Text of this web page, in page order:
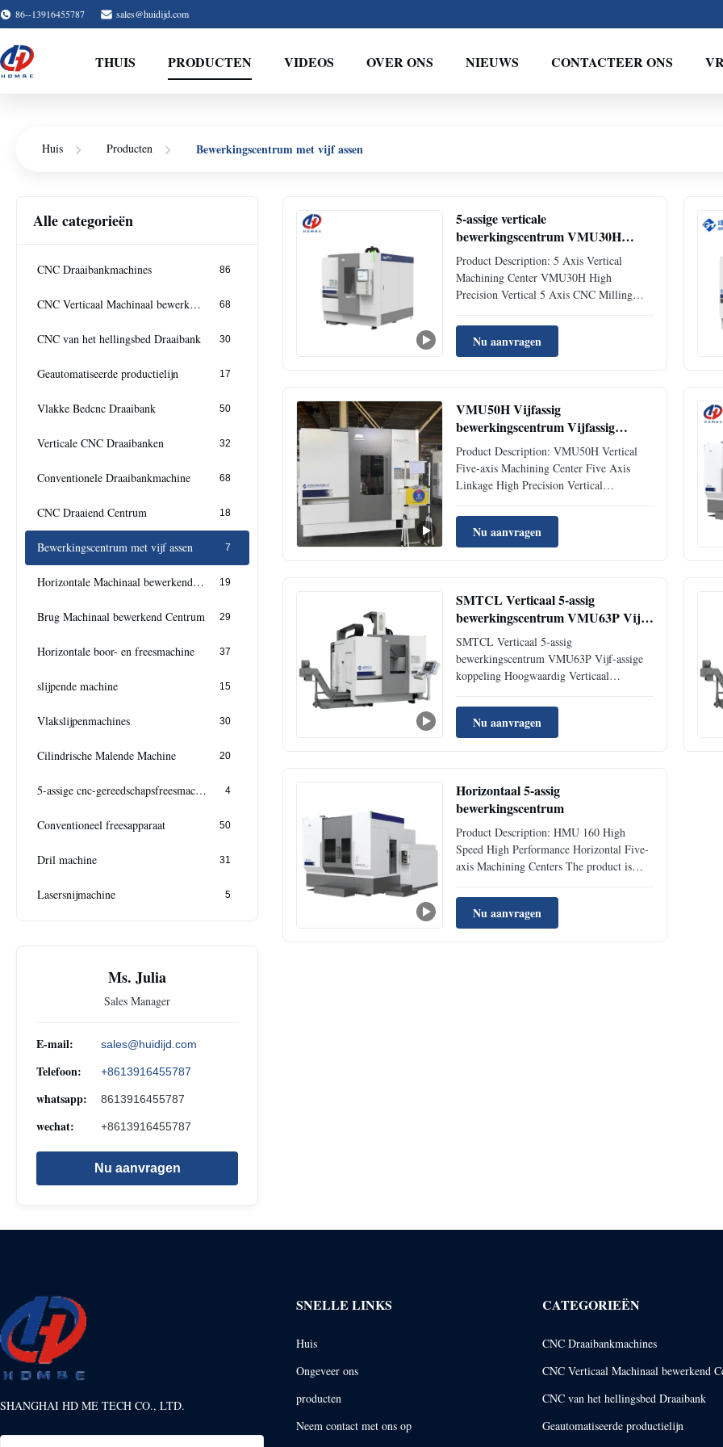
86--13916455787 sales@huidijd.com
THUIS PRODUCTEN VIDEOS OVER ONS NIEUWS CONTACTEER ONS
Huis Producten Bewerkingscentrum met vijf assen
Alle categorieën
CNC Draaibankmachines 86
CNC Verticaal Machinaal bewerkend Centrum 68
CNC van het hellingsbed Draaibank 30
Geautomatiseerde productielijn 17
Vlakke Bedcnc Draaibank 50
Verticale CNC Draaibanken 32
Conventionele Draaibankmachine 68
CNC Draaiend Centrum 18
Bewerkingscentrum met vijf assen 7
Horizontale Machinaal bewerkende Centra 19
Brug Machinaal bewerkend Centrum 29
Horizontale boor- en freesmachine 37
slijpende machine 15
Vlakslijpenmachines 30
Cilindrische Malende Machine 20
5-assige cnc-gereedschapsfreesmachine 4
Conventioneel freesapparaat 50
Dril machine 31
Lasersnijmachine 5
Ms. Julia
Sales Manager
E-mail: sales@huidijd.com
Telefoon: +8613916455787
whatsapp: 8613916455787
wechat: +8613916455787
Nu aanvragen
5-assige verticale
bewerkingscentrum VMU30H
Hoogprecisie verticale CNC-
freesmachine
Product Description: 5 Axis Vertical
Machining Center VMU30H High
Precision Vertical 5 Axis CNC Milling
five-axis machining, turn-milling and
composite machining, suitable for
aerospace, energy equipment, automobile
Nu aanvragen
VMU50H Vijfassig
bewerkingscentrum Vijfassig
linkingtafelgrootte 500 mm
Verticaal bewerkingscentrum
Product Description: VMU50H Vertical
Five-axis Machining Center Five Axis
Linkage High Precision Vertical
efficient vertical five-axis machining center
developed for industries such as 3C,
medical care, and molds. This series of
Nu aanvragen
SMTCL Verticaal 5-assig
bewerkingscentrum VMU63P Vijf-
assige koppeling Hoogwaardig
Verticaal Bewerkingscentrum
SMTCL Verticaal 5-assig
bewerkingscentrum VMU63P Vijf-assige
koppeling Hoogwaardig Verticaal
Nu aanvragen
Horizontaal 5-assig
bewerkingscentrum
Product Description: HMU 160 High
Speed High Performance Horizontal Five-
axis Machining Centers The product is
shaped parts in new energy vehicles and
other industries. It is a high-performance
horizontal five-axis machining center
Nu aanvragen
SHANGHAI HD ME TECH CO., LTD.
SNELLE LINKS
Huis
Ongeveer ons
producten
Neem contact met ons op
CATEGORIEËN
CNC Draaibankmachines
CNC Verticaal Machinaal bewerkend
CNC van het hellingsbed Draaibank
Geautomatiseerde productielijn